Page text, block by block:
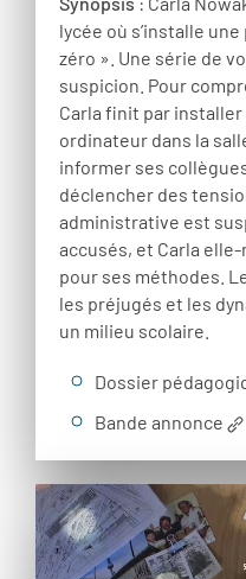
lycée où s’installe
zéro ». Une série de
suspicion. Pour
Carla finit par installer
ordinateur dans la
informer ses
déclencher des
administrative est
accusés, et Carla
pour ses méthodes.
les préjugés et les
un milieu scolaire.
Dossier
Bande annonce